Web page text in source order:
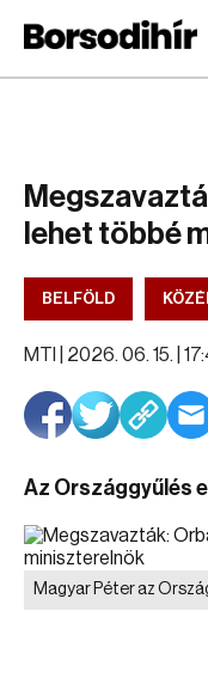
lehet többé
BELFÖLD
MTI | 2026. 06. 15. |
Az Országgyűlés
Magyar Péter az